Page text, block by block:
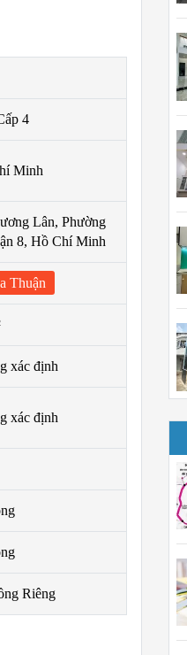
4
Minh
Lân, Phường
8, Hồ Chí Minh
Thuận
xác định
xác định
Riêng